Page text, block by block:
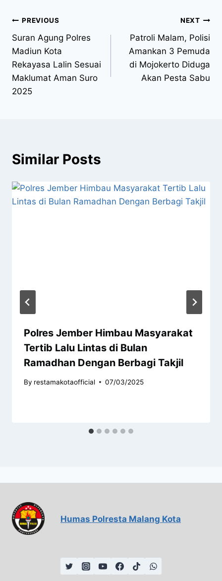
PREVIOUS
Suran Agung Polres
Madiun Kota
Rekayasa Lalin Sesuai
Maklumat Aman Suro
2025
NEXT
Patroli Malam, Polisi
Amankan 3 Pemuda
di Mojokerto Diduga
Akan Pesta Sabu
Similar Posts
Polres Jember Himbau Masyarakat
Tertib Lalu Lintas di Bulan
Ramadhan Dengan Berbagi Takjil
By restamakotaofficial 07/03/2025
Humas Polresta Malang Kota